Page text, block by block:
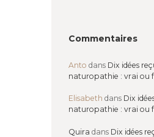
Commentaires
Anto dans Dix idées
naturopathie : vrai ou
Elisabeth dans Dix
naturopathie : vrai ou
Quira dans Dix idées